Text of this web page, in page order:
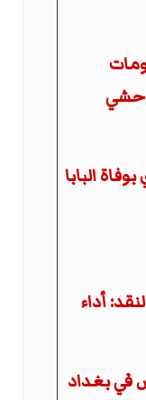
البابا
أداء
في بغداد